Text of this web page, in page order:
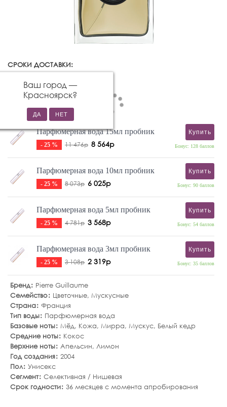
СРОКИ ДОСТАВКИ:
Ваш город —
Красноярск?
Парфюмерная вода 15мл пробник
- 25 % 11 476р 8 564р
Купить
Бонус: 128 баллов
Парфюмерная вода 10мл пробник
- 25 % 8 073р 6 025р
Купить
Бонус: 90 баллов
Парфюмерная вода 5мл пробник
- 25 % 4 781р 3 568р
Купить
Бонус: 54 баллов
Парфюмерная вода 3мл пробник
- 25 % 3 108р 2 319р
Купить
Бонус: 35 баллов
Бренд
Pierre Guillaume
Семейство
Цветочные, Мускусные
Страна Франция
Тип воды
Парфюмерная вода
Базовые ноты Мёд, Кожа, Мирра, Мускус, Белый кедр
Средние ноты
Кокос
Верхние ноты Апельсин, Лимон
Год создания 2004
Пол Унисекс
Сегмент Селективная / Нишевая
Срок годности 36 месяцев с момента апробирования